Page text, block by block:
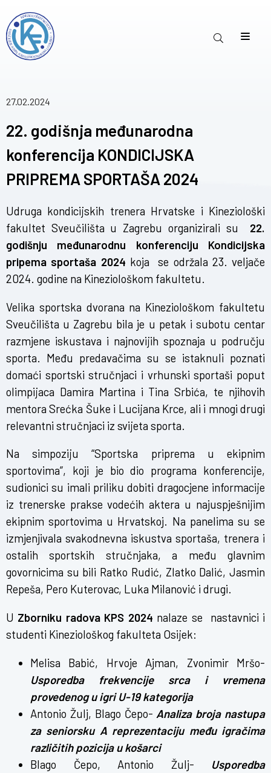
27.02.2024
22. godišnja međunarodna
konferencija KONDICIJSKA
PRIPREMA SPORTAŠA 2024
Udruga kondicijskih trenera Hrvatske i Kineziološki
fakultet Sveučilišta u Zagrebu organizirali su 22.
godišnju međunarodnu konferenciju
Kondicijska
pripema sportaša 2024 koja se održala 23. veljače
2024. godine na Kineziološkom fakultetu.
Velika sportska dvorana na Kineziološkom fakultetu
Sveučilišta u Zagrebu bila je u petak i subotu centar
razmjene iskustava i najnovijih spoznaja u području
sporta. Među predavačima su se istaknuli poznati
domaći sportski stručnjaci i vrhunski sportaši poput
olimpijaca Damira Martina i Tina Srbića, te njihovih
mentora Srećka Šuke i Lucijana Krce, ali i mnogi drugi
relevantni stručnjaci iz svijeta sporta.
Na simpoziju “Sportska priprema u ekipnim
sportovima”, koji je bio dio programa konferencije,
sudionici su imali priliku dobiti dragocjene informacije
iz trenerske prakse vodećih aktera u najuspješnijim
ekipnim sportovima u Hrvatskoj. Na panelima su se
izmjenjivala svakodnevna iskustva sportaša, trenera i
ostalih sportskih stručnjaka, a među glavnim
govornicima su bili Ratko Rudić, Zlatko Dalić, Jasmin
Repeša, Pero Kuterovac, Luka Milanović i drugi.
U Zborniku radova KPS 2024 nalaze se nastavnici i
studenti Kineziološkog fakulteta Osijek:
Melisa Babić, Hrvoje Ajman, Zvonimir Mršo-
Usporedba frekvencije srca i vremena
provedenog u igri U-19 kategorija
Antonio Žulj, Blago Čepo- Analiza broja nastupa
za seniorsku A reprezentaciju među igračima
različitihpozicija u košarci
Blago Čepo, Antonio Žulj- Usporedba